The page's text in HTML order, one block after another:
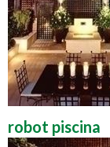
robot piscina